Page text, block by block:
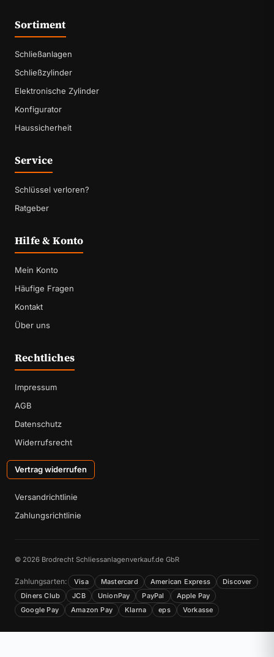
Sortiment
Schließanlagen
Schließzylinder
Elektronische Zylinder
Konfigurator
Haussicherheit
Service
Schlüssel verloren?
Ratgeber
Hilfe & Konto
Mein Konto
Häufige Fragen
Kontakt
Über uns
Rechtliches
Impressum
AGB
Datenschutz
Widerrufsrecht
Vertrag widerrufen
Versandrichtlinie
Zahlungsrichtlinie
© 2026 Brodrecht Schliessanlagenverkauf.de GbR
Zahlungsarten: Visa Mastercard American Express
Discover
Diners Club
JCB UnionPay PayPal
Apple Pay
Google Pay
Amazon Pay Klarna eps Vorkasse